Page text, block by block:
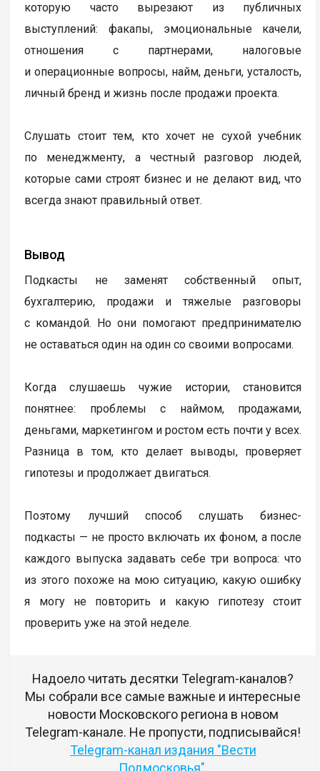
которую часто вырезают из публичных
выступлений: факапы, эмоциональные качели,
отношения с партнерами, налоговые
и операционные вопросы, найм, деньги, усталость,
личный бренд и жизнь после продажи проекта.
Слушать стоит тем, кто хочет не сухой учебник
по менеджменту, а честный разговор людей,
которые сами строят бизнес и не делают вид, что
всегда знают правильный ответ.
Вывод
Подкасты не заменят собственный опыт,
бухгалтерию, продажи и тяжелые разговоры
с командой. Но они помогают предпринимателю
не оставаться один на один со своими вопросами.
Когда слушаешь чужие истории, становится
понятнее: проблемы с наймом, продажами,
деньгами, маркетингом и ростом есть почти у всех.
Разница в том, кто делает выводы, проверяет
гипотезы и продолжает двигаться.
Поэтому лучший способ слушать бизнес-
подкасты — не просто включать их фоном, а после
каждого выпуска задавать себе три вопроса: что
из этого похоже на мою ситуацию, какую ошибку
я могу не повторить и какую гипотезу стоит
проверить уже на этой неделе.
Надоело читать десятки Telegram-каналов?
Мы собрали все самые важные и интересные
новости Московского региона в новом
Telegram-канале. Не пропусти, подписывайся!
Telegram-канал издания "Вести